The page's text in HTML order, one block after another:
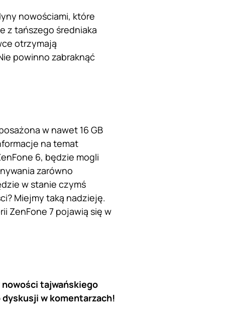
nowościami, które
z tańszego średniaka
otrzymają
powinno zabraknąć
w nawet 16 GB
na temat
6, będzie mogli
zarówno
w stanie czymś
Miejmy taką nadzieję.
ZenFone 7 pojawią się w
nowości tajwańskiego
w komentarzach!